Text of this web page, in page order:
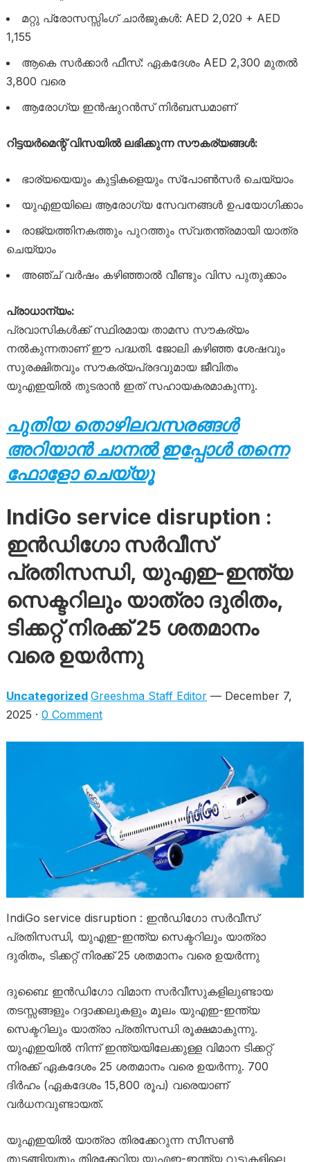
മറ്റു പ്രോസസ്സിംഗ് ചാർജുകൾ: AED 2,020 + AED
1,155
ആകെ സർക്കാർ ഫീസ്: ഏകദേശം AED 2,300 മുതൽ
3,800 വരെ
ആരോഗ്യ ഇൻഷുറൻസ് നിർബന്ധമാണ്
റിട്ടയർമെന്റ് വിസയിൽ ലഭിക്കുന്ന സൗകര്യങ്ങൾ:
ഭാര്യയെയും കുട്ടികളെയും സ്പോൺസർ ചെയ്യാം
യുഎഇയിലെ ആരോഗ്യ സേവനങ്ങൾ ഉപയോഗിക്കാം
രാജ്യത്തിനകത്തും പുറത്തും സ്വതന്ത്രമായി യാത്ര
ചെയ്യാം
അഞ്ച് വർഷം കഴിഞ്ഞാൽ വീണ്ടും വിസ പുതുക്കാം
പ്രാധാന്യം:
പ്രവാസികൾക്ക് സ്ഥിരമായ താമസ സൗകര്യം
നൽകുന്നതാണ് ഈ പദ്ധതി. ജോലി കഴിഞ്ഞ ശേഷവും
സുരക്ഷിതവും സൗകര്യപ്രദവുമായ ജീവിതം
യുഎഇയിൽ തുടരാൻ ഇത് സഹായകരമാകുന്നു.
പുതിയ തൊഴിലവസരങ്ങൾ
അറിയാൻ ചാനൽ ഇപ്പോൾ തന്നെ
ഫോളോ ചെയ്യൂ
IndiGo service disruption :
ഇൻഡിഗോ സർവീസ്
പ്രതിസന്ധി, യുഎഇ-ഇന്ത്യ
സെക്ടറിലും യാത്രാ ദുരിതം,
ടിക്കറ്റ് നിരക്ക് 25 ശതമാനം
വരെ ഉയർന്നു
Uncategorized Greeshma Staff Editor— December 7,
2025 · 0 Comment
IndiGo service disruption : ഇൻഡിഗോ സർവീസ്
പ്രതിസന്ധി, യുഎഇ-ഇന്ത്യ സെക്ടറിലും യാത്രാ
ദുരിതം, ടിക്കറ്റ് നിരക്ക് 25 ശതമാനം വരെ ഉയർന്നു
ദുബൈ: ഇൻഡിഗോ വിമാന സർവീസുകളിലുണ്ടായ
തടസ്സങ്ങളും റദ്ദാക്കലുകളും മൂലം യുഎഇ-ഇന്ത്യ
സെക്ടറിലും യാത്രാ പ്രതിസന്ധി രൂക്ഷമാകുന്നു.
യുഎഇയിൽ നിന്ന് ഇന്ത്യയിലേക്കുള്ള വിമാന ടിക്കറ്റ്
നിരക്ക് ഏകദേശം 25 ശതമാനം വരെ ഉയർന്നു. 700
ദിർഹം (ഏകദേശം 15,800 രൂപ) വരെയാണ്
വർധനവുണ്ടായത്.
യുഎഇയിൽ യാത്രാ തിരക്കേറുന്ന സീസൺ
തുടങ്ങിയതും തിരക്കേറിയ യുഎഇ-ഇന്ത്യ റൂട്ടുകളിലെ